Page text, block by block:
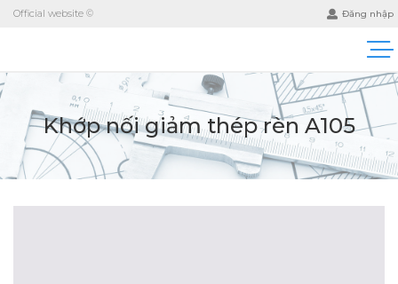
Official website © Đăng nhập
Khớp nối giảm thép rèn A105